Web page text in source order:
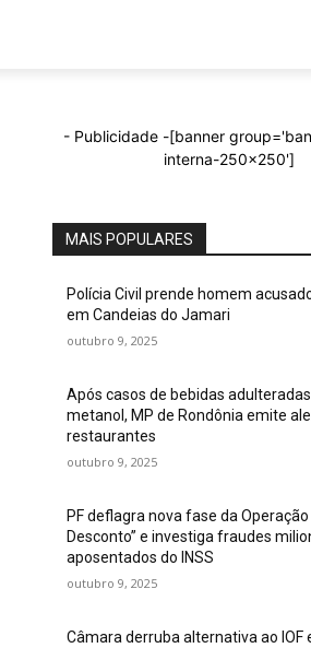
- Publicidade -[banner
interna-250x250']
MAIS POPULARES
Polícia Civil prende homem
em Candeias do Jamari
outubro 9, 2025
Após casos de bebidas
metanol, MP de Rondônia emite
restaurantes
outubro 9, 2025
PF deflagra nova fase da Operação
Desconto” e investiga fraudes
aposentados do INSS
outubro 9, 2025
Câmara derruba alternativa ao IOF